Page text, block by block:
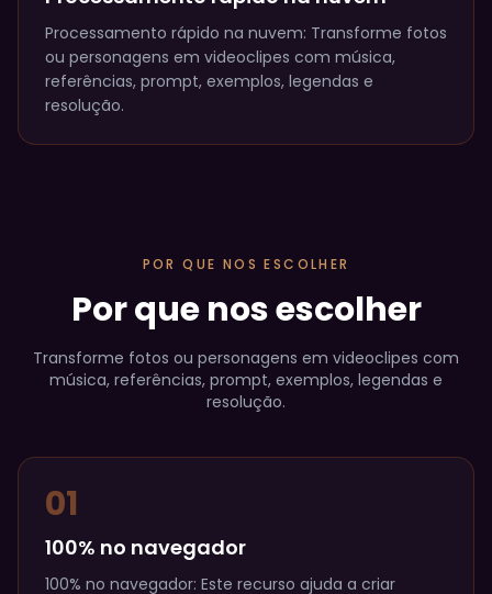
Processamento rápido na nuvem: Transforme fotos
ou personagens em videoclipes com música,
referências, prompt, exemplos, legendas e
resolução.
POR QUE NOS ESCOLHER
Por que nos escolher
Transforme fotos ou personagens em videoclipes com
música, referências, prompt, exemplos, legendas e
resolução.
01
100% no navegador
100% no navegador: Este recurso ajuda a criar